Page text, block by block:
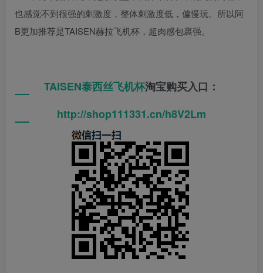
也感觉不到很强的刺激度，整体刺激度低，偏慢玩。所以阿
B更加推荐是TAISEN赫拉飞机杯，超肉感包裹强。
TAISEN泰西丝飞机杯淘宝购买入口：
http://shop111331.cn/h8V2Lm